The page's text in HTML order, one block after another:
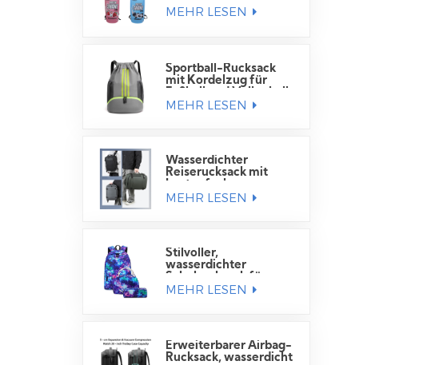
MEHR LESEN
Sportball-Rucksack
mit Kordelzug für
MEHR LESEN
Wasserdichter
Reiserucksack mit
MEHR LESEN
Stilvoller,
wasserdichter
Schüler
MEHR LESEN
Erweiterbarer Airbag-
Rucksack, wasserdicht